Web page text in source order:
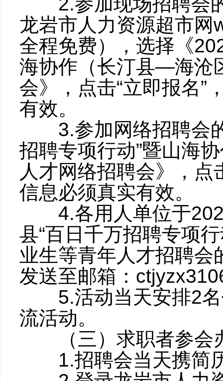
龙岩市人力资源超市网
全程免费），选择《
海协作（长汀县—海沧
会》，点击“立即报名”
有效。
3.参加网络招聘会的
招聘专项行动”暨山海
人才网络招聘会》，点
信息必须真实有效。
4.各用人单位于
县“百日千万招聘专项
业生等青年人才招聘会
发送至邮箱：
5.活动当天安排2名
流活动。
（三）求职者参会
1.招聘会当天携简